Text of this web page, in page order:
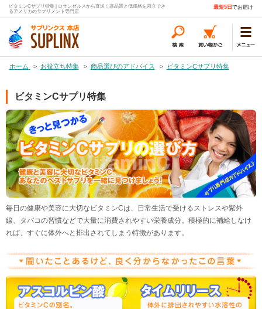
ビタミンCサプリ特集 | ロサンゼルスから直送！高品質と低価格を両立でき
るアメリカのサプリメント専門店
最短5日 でお届け
ホーム > お役立ち特集 > 商品選びのアドバイス > ビタミンCサプリ特集
ビタミンCサプリ特集
毎日の健康や美容に大切なビタミンCは、日常生活で受けるストレスや紫外
線、タバコの習慣などで大量に消費されやすい栄養成分。積極的に補給しなけ
れば、すぐに体外へと排出されてしまう特徴があります。